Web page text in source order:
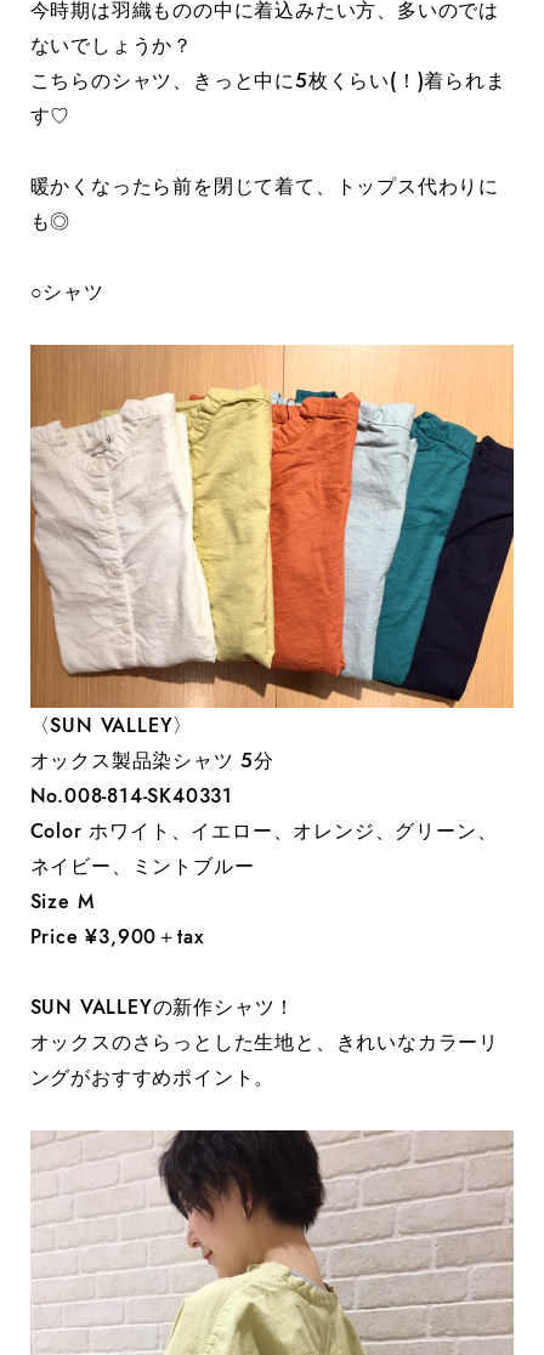
今時期は羽織ものの中に着込みたい方、多いのでは
ないでしょうか？
こちらのシャツ、きっと中に5枚くらい(！)着られま
す♡
暖かくなったら前を閉じて着て、トップス代わりに
も◎
○シャツ
〈SUN VALLEY〉
オックス製品染シャツ 5分
No.008-814-SK40331
Color ホワイト、イエロー、オレンジ、グリーン、
ネイビー、ミントブルー
Size M
Price ¥3,900＋tax
SUN VALLEYの新作シャツ！
オックスのさらっとした生地と、きれいなカラーリ
ングがおすすめポイント。